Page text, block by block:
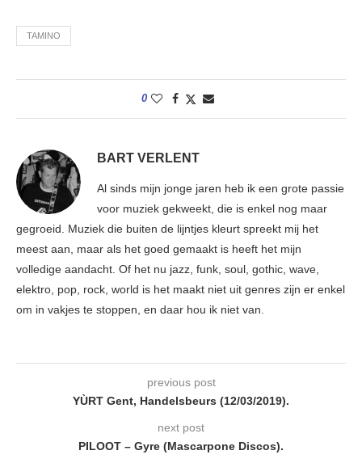
TAMINO
0
BART VERLENT
Al sinds mijn jonge jaren heb ik een grote passie
voor muziek gekweekt, die is enkel nog maar
gegroeid. Muziek die buiten de lijntjes kleurt spreekt mij het
meest aan, maar als het goed gemaakt is heeft het mijn
volledige aandacht. Of het nu jazz, funk, soul, gothic, wave,
elektro, pop, rock, world is het maakt niet uit genres zijn er enkel
om in vakjes te stoppen, en daar hou ik niet van.
previous post
YÙRT Gent, Handelsbeurs (12/03/2019).
next post
PILOOT – Gyre (Mascarpone Discos).